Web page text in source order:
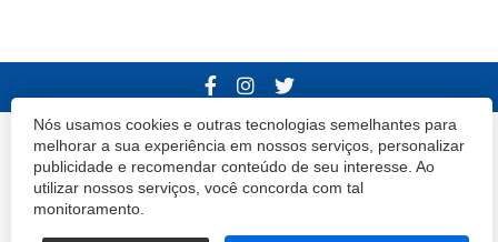
Nós usamos cookies e outras tecnologias semelhantes para
melhorar a sua experiência em nossos serviços, personalizar
publicidade e recomendar conteúdo de seu interesse. Ao
utilizar nossos serviços, você concorda com tal
monitoramento.
© 2020 Atibaia Hoje.Todos os direitos reservados.Desenvolvido por